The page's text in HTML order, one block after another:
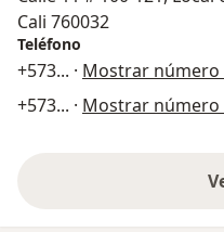
Cali 760032
Teléfono
+573... · Mostrar número
+573... · Mostrar número